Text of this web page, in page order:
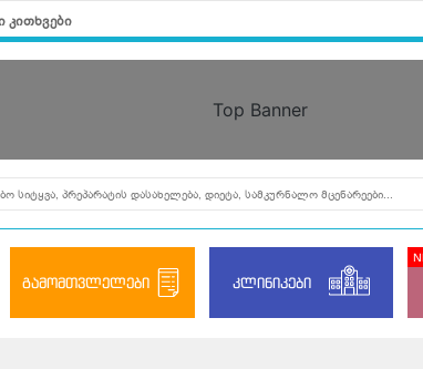
Top Banner
გამომთვლელები კლინიკები